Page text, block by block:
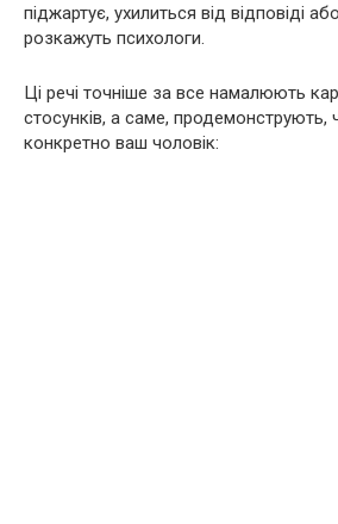
піджартує, ухилиться від відповіді
розкажуть психологи.
Ці речі точніше за все намалюють
стосунків, а саме, продемонструють,
конкретно ваш чоловік: